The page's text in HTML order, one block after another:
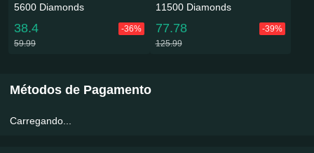
5600 Diamonds
38.4
-36%
59.99
11500 Diamonds
77.78
-39%
125.99
Métodos de Pagamento
Carregando...